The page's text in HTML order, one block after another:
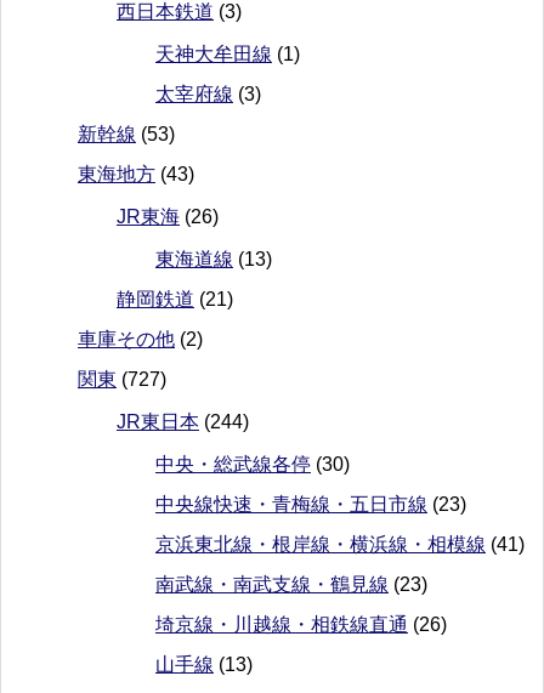
西日本鉄道 (3)
天神大牟田線 (1)
太宰府線 (3)
新幹線 (53)
東海地方 (43)
JR東海 (26)
東海道線 (13)
静岡鉄道 (21)
車庫その他 (2)
関東 (727)
JR東日本 (244)
中央・総武線各停 (30)
中央線快速・青梅線・五日市線 (23)
京浜東北線・根岸線・横浜線・相模線 (41)
南武線・南武支線・鶴見線 (23)
埼京線・川越線・相鉄線直通 (26)
山手線 (13)